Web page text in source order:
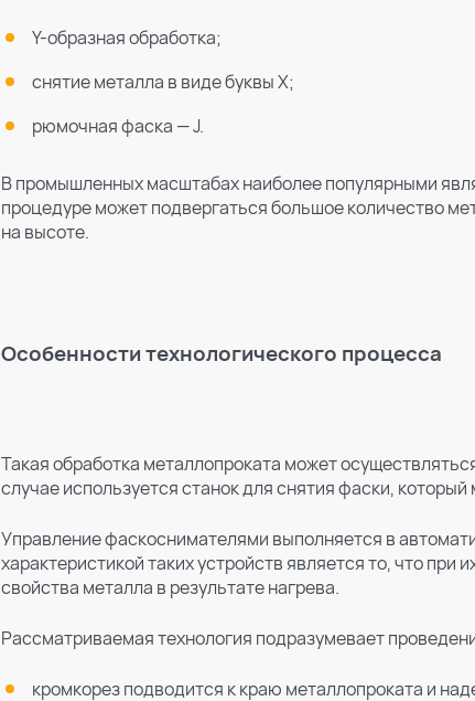
Y-образная обработка;
снятие металла в виде буквы X;
рюмочная фаска — J.
В промышленных масштабах наиболее популярными
процедуре может подвергаться большое количество
на высоте.
Особенности технологического процесса
Такая обработка металлопроката может
случае используется станок для снятия фаски,
Управление фаскоснимателями выполняется в
характеристикой таких устройств является то, что
свойства металла в результате нагрева.
Рассматриваемая технология подразумевает
кромкорез подводится к краю металлопроката и